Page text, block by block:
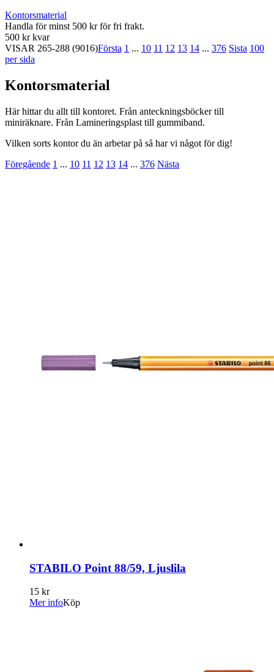
Kontorsmaterial
Handla för minst 500 kr för fri frakt.
500 kr kvar
VISAR 265-288 (9016)Första 1 ... 10 11 12 13 14 ... 376 Sista 100
per sida
Kontorsmaterial
Här hittar du allt till kontoret. Från anteckningsböcker till
miniräknare. Från Lamineringsplast till gummiband.
Vilken sorts kontor du än arbetar på så har vi något för dig!
Föregående 1 ... 10 11 12 13 14 ... 376 Nästa
STABILO Point 88/59, Ljuslila
15 kr
Mer infoKöp